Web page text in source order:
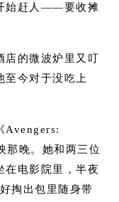
始赶人——要收摊
店的微波炉里又叮
至今对于没吃上
Avengers:
那晚。她和两三位
在电影院里，半夜
掏出包里随身带